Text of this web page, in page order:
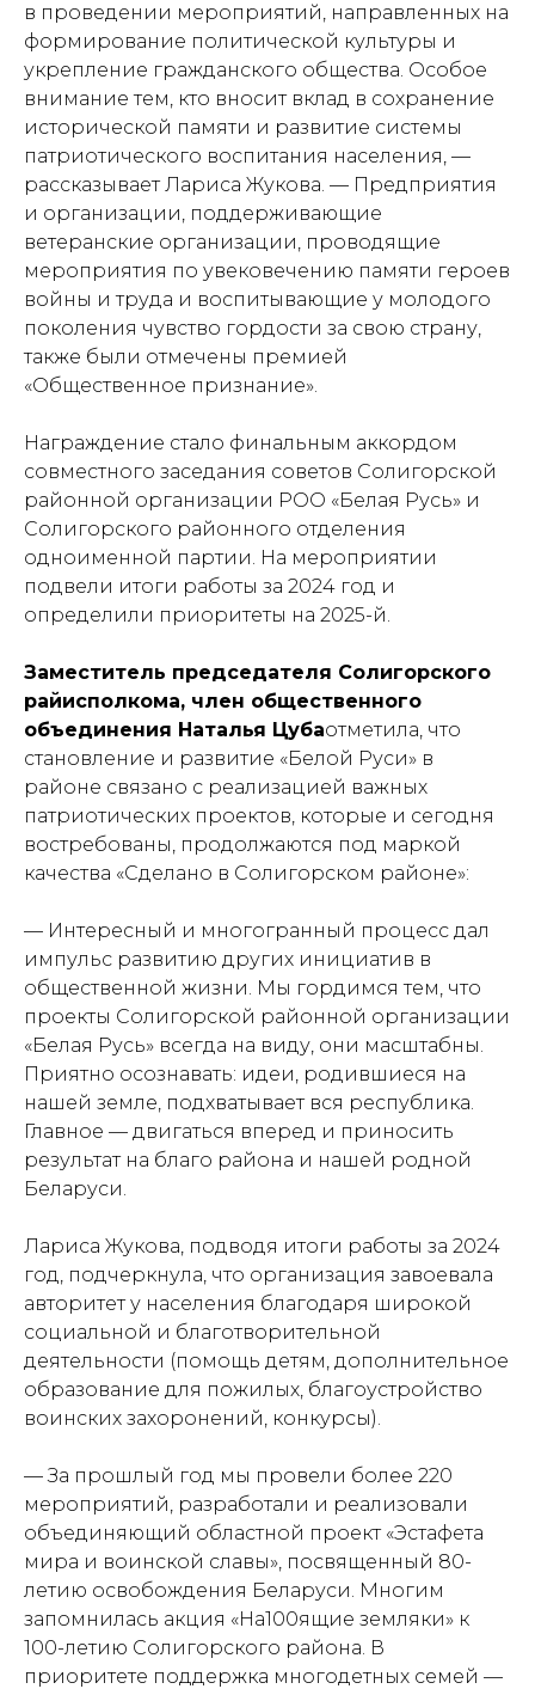
в проведении мероприятий, направленных на
формирование политической культуры и
укрепление гражданского общества. Особое
внимание тем, кто вносит вклад в сохранение
исторической памяти и развитие системы
патриотического воспитания населения, —
рассказывает Лариса Жукова. — Предприятия
и организации, поддерживающие
ветеранские организации, проводящие
мероприятия по увековечению памяти героев
войны и труда и воспитывающие у молодого
поколения чувство гордости за свою страну,
также были отмечены премией
«Общественное признание».
Награждение стало финальным аккордом
совместного заседания советов Солигорской
районной организации РОО «Белая Русь» и
Солигорского районного отделения
одноименной партии. На мероприятии
подвели итоги работы за 2024 год и
определили приоритеты на 2025-й.
Заместитель председателя Солигорского
райисполкома, член общественного
объединения Наталья Цубаотметила, что
становление и развитие «Белой Руси» в
районе связано с реализацией важных
патриотических проектов, которые и сегодня
востребованы, продолжаются под маркой
качества «Сделано в Солигорском районе»:
— Интересный и многогранный процесс дал
импульс развитию других инициатив в
общественной жизни. Мы гордимся тем, что
проекты Солигорской районной организации
«Белая Русь» всегда на виду, они масштабны.
Приятно осознавать: идеи, родившиеся на
нашей земле, подхватывает вся республика.
Главное — двигаться вперед и приносить
результат на благо района и нашей родной
Беларуси.
Лариса Жукова, подводя итоги работы за 2024
год, подчеркнула, что организация завоевала
авторитет у населения благодаря широкой
социальной и благотворительной
деятельности (помощь детям, дополнительное
образование для пожилых, благоустройство
воинских захоронений, конкурсы).
— За прошлый год мы провели более 220
мероприятий, разработали и реализовали
объединяющий областной проект «Эстафета
мира и воинской славы», посвященный 80-
летию освобождения Беларуси. Многим
запомнилась акция «На100ящие земляки» к
100-летию Солигорского района. В
приоритете поддержка многодетных семей —